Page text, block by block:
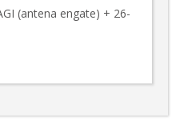
(antena engate) + 26-